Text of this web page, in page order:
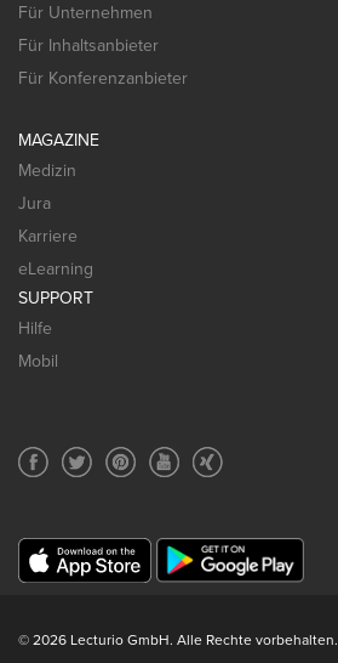
Für Unternehmen
Für Inhaltsanbieter
Für Konferenzanbieter
MAGAZINE
Medizin
Jura
Karriere
eLearning
SUPPORT
Hilfe
Mobil
© 2026 Lecturio GmbH. Alle Rechte vorbehalten.